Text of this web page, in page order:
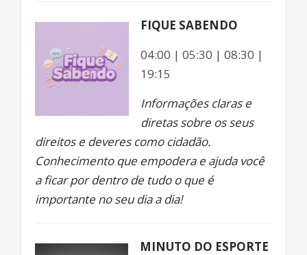
FIQUE SABENDO
04:00 | 05:30 | 08:30 |
19:15
Informações claras e
diretas sobre os seus
direitos e deveres como cidadão.
Conhecimento que empodera e ajuda você
a ficar por dentro de tudo o que é
importante no seu dia a dia!
MINUTO DO ESPORTE